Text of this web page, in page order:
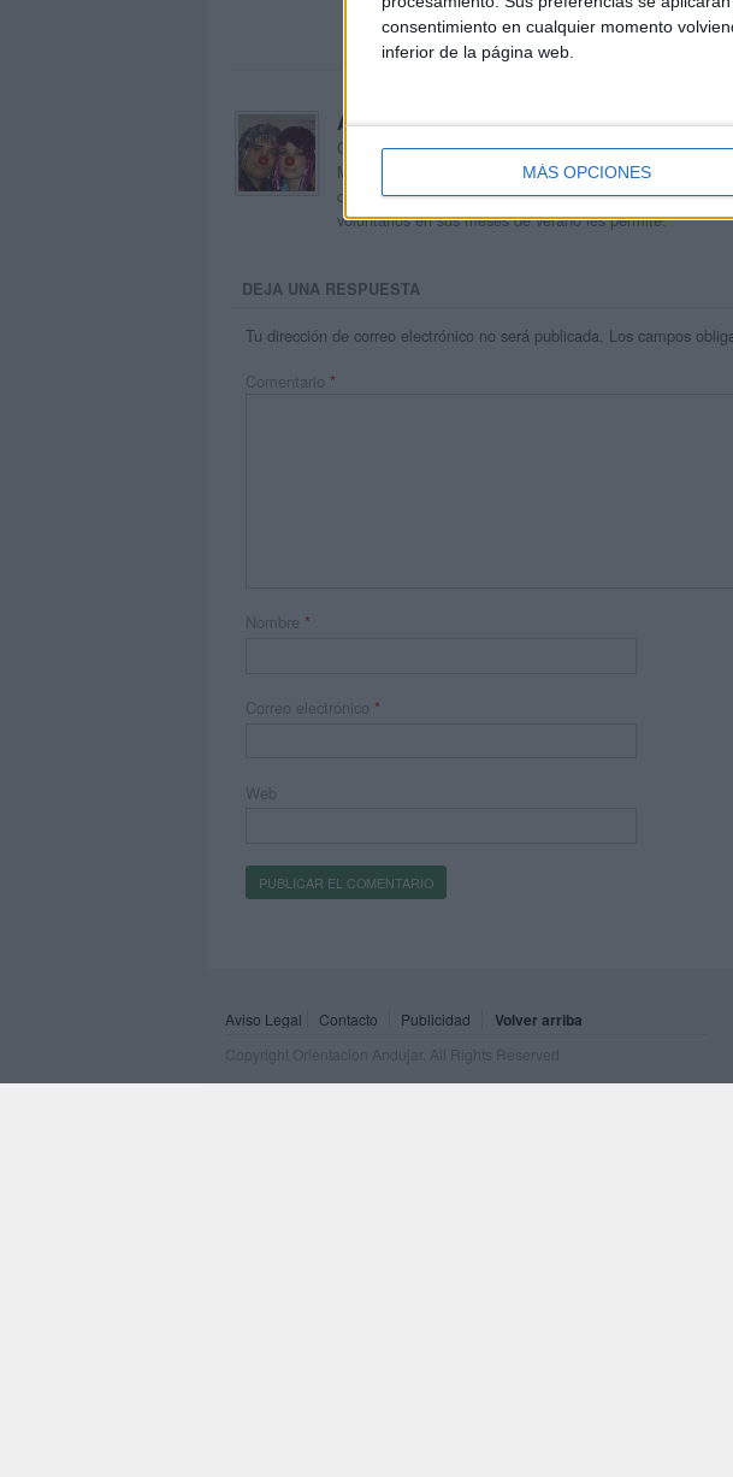
consentimiento en cualquier momento
inferior de la página web.
MÁS OPCIONES
Acerca de orientacionandujar
Orientación Andújar no es solo un blog, es la apuesta
Maribel, que además de ser pareja, son los encargados
dentro del blog y en el cual, vuelcan la mayor parte del
voluntarios en sus meses de verano les permite.
DEJA UNA RESPUESTA
Tu dirección de correo electrónico no será publicada. Los campos
Comentario *
Nombre *
Correo electrónico *
Web
Aviso Legal Contacto Publicidad Volver arriba